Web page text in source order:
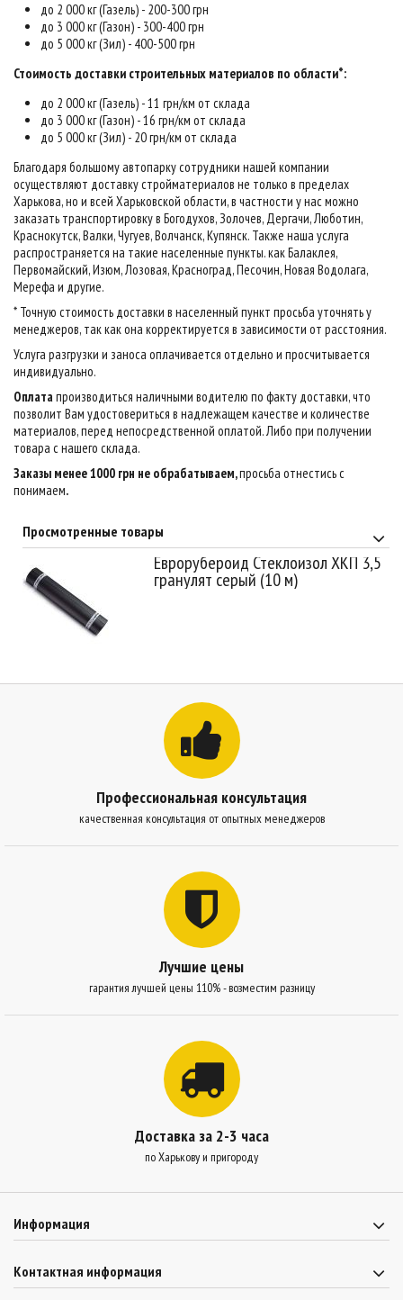
до 2 000 кг (Газель) - 200-300 грн
до 3 000 кг (Газон) - 300-400 грн
до 5 000 кг (Зил) - 400-500 грн
Стоимость доставки строительных материалов по области*:
до 2 000 кг (Газель) - 11 грн/км от склада
до 3 000 кг (Газон) - 16 грн/км от склада
до 5 000 кг (Зил) - 20 грн/км от склада
Благодаря большому автопарку сотрудники нашей компании
осуществляют доставку стройматериалов не только в пределах
Харькова, но и всей Харьковской области, в частности у нас можно
заказать транспортировку в Богодухов, Золочев, Дергачи, Люботин,
Краснокутск, Валки, Чугуев, Волчанск, Купянск. Также наша услуга
распространяется на такие населенные пункты. как Балаклея,
Первомайский, Изюм, Лозовая, Красноград, Песочин, Новая Водолага,
Мерефа и другие.
* Точную стоимость доставки в населенный пункт просьба уточнять у
менеджеров, так как она корректируется в зависимости от расстояния.
Услуга разгрузки и заноса оплачивается отдельно и просчитывается
индивидуально.
Оплатапроизводиться наличными водителю по факту доставки, что
позволит Вам удостовериться в надлежащем качестве и количестве
материалов, перед непосредственной оплатой. Либо при получении
товара с нашего склада.
Заказы менее 1000 грн не обрабатываем,просьба отнестись с
понимаем.
Просмотренные товары
Еврорубероид Стеклоизол ХКП 3,5
гранулят серый (10 м)
Профессиональная консультация
качественная консультация от опытных менеджеров
Лучшие цены
гарантия лучшей цены 110% - возместим разницу
Доставка за 2-3 часа
по Харькову и пригороду
Информация
Контактная информация